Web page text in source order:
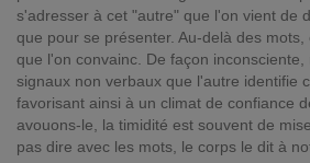
s'adresser à cet "autre" que l'on vient de
que pour se présenter. Au-delà des
que l'on convainc. De façon
signaux non verbaux que l'autre identifie
favorisant ainsi à un climat de confiance
avouons-le, la timidité est souvent de
pas dire avec les mots, le corps le dit à